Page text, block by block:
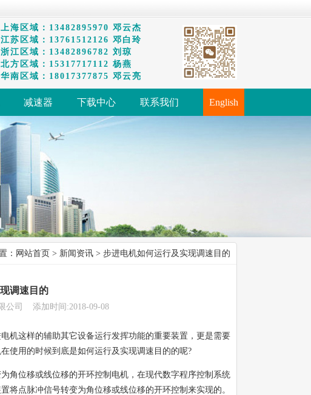
上海区域：13482895970 邓云杰
江苏区域：13761512126 邓白玲
浙江区域：13482896782 刘琼
北方区域：15317717112 杨燕
华南区域：18017377875 邓云亮
减速器 下载中心 联系我们 English
： 网站首页 > 新闻资讯 > 步进电机如何运行及实现调速目的
调速目的
公司 添加时间:2018-09-08
机这样的辅助其它设备运行发挥功能的重要装置，更是需要
使用的时候到底是如何运行及实现调速目的的呢?
角位移或线位移的开环控制电机，在现代数字程序控制系统
将点脉冲信号转变为角位移或线位移的开环控制来实现的。